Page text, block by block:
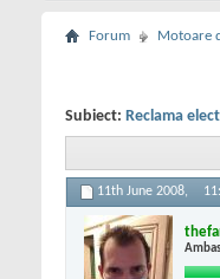
Forum Motoare
Subiect: Reclama
11th June 2008,